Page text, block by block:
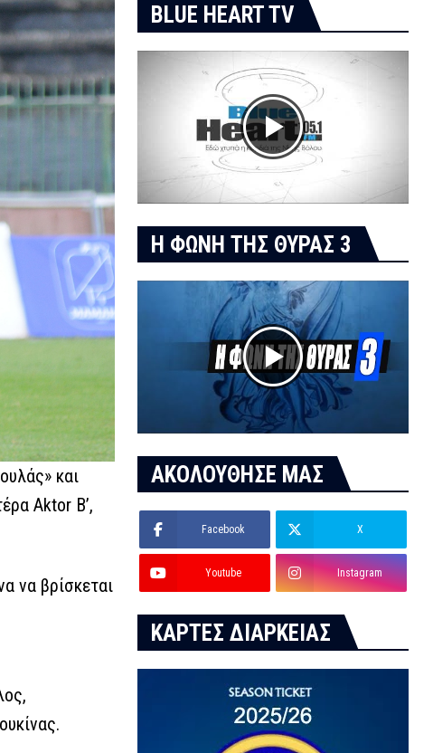
και
Aktor Β’,
να βρίσκεται
BLUE HEART TV
Η ΦΩΝΗ ΤΗΣ ΘΥΡΑΣ 3
ΑΚΟΛΟΥΘΗΣΕ ΜΑΣ
Facebook X
Youtube Instagram
ΚΑΡΤΕΣ ΔΙΑΡΚΕΙΑΣ